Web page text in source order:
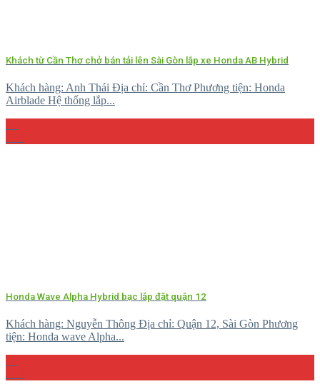
Khách từ Cần Thơ chở bán tải lên Sài Gòn lắp xe Honda AB Hybrid
Khách hàng: Anh Thái Địa chỉ: Cần Thơ Phương tiện: Honda
Airblade Hệ thống lắp...
Honda Wave Alpha Hybrid bạc lắp đặt quận 12
Khách hàng: Nguyễn Thông Địa chỉ: Quận 12, Sài Gòn Phương
tiện: Honda wave Alpha...